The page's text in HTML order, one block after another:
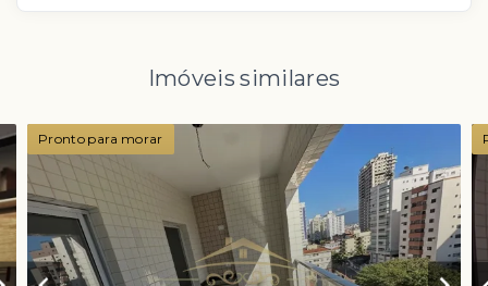
Imóveis similares
Pronto para morar